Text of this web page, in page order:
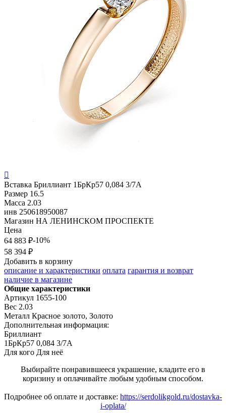

Вставка Бриллиант 1БрКр57 0,084 3/7А
Размер 16.5
Масса 2.03
инв 250618950087
Магазин НА ЛЕНИНСКОМ ПРОСПЕКТЕ
Цена
64 883 ₽-10%
58 394 ₽
Добавить в корзину
описание и характеристики оплата гарантия и возврат
наличие в магазине
Общие характеристики
Артикул 1655-100
Вес 2.03
Металл Красное золото, Золото
Дополнительная информация:
Бриллиант
1БрКр57 0,084 3/7А
Для кого Для неё
Выбирайте понравившееся украшение, кладите его в
коризину и оплачивайте любым удобным способом.
Подробнее об оплате и доставке: https://serdolikgold.ru/dostavka-
i-oplata/